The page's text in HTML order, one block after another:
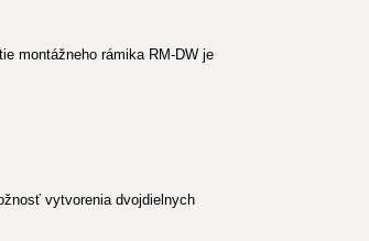
montážneho rámika RM-DW je
vytvorenia dvojdielnych